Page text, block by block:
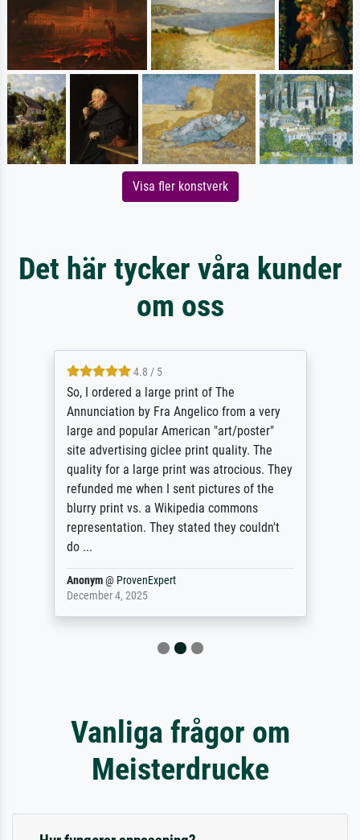
Visa fler konstverk
Det här tycker våra kunder
om oss
4.8 / 5
So, I ordered a large print of The
Annunciation by Fra Angelico from a very
large and popular American "art/poster"
site advertising giclee print quality. The
quality for a large print was atrocious. They
refunded me when I sent pictures of the
blurry print vs. a Wikipedia commons
representation. They stated they couldn't
do ...
Anonym@ ProvenExpert
December 4, 2025
Vanliga frågor om
Meisterdrucke